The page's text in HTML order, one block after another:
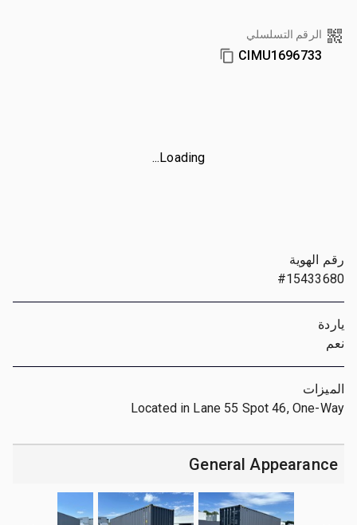
الرقم التسلسلي
CIMU1696733
Loading...
رقم الهوية
#15433680
ياردة
نعم
الميزات
Located in Lane 55 Spot 46, One-Way
General Appearance